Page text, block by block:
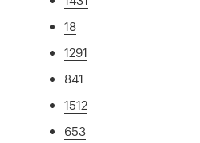
18
1291
841
1512
653